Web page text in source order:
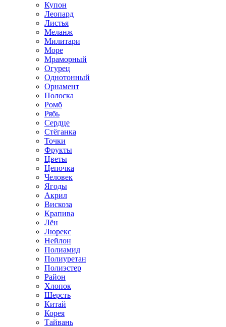
Купон
Леопард
Листья
Меланж
Милитари
Море
Мраморный
Огурец
Однотонный
Орнамент
Полоска
Ромб
Рябь
Сердце
Стёганка
Точки
Фрукты
Цветы
Цепочка
Человек
Ягоды
Акрил
Вискоза
Крапива
Лён
Люрекс
Нейлон
Полиамид
Полиуретан
Полиэстер
Район
Хлопок
Шерсть
Китай
Корея
Тайвань